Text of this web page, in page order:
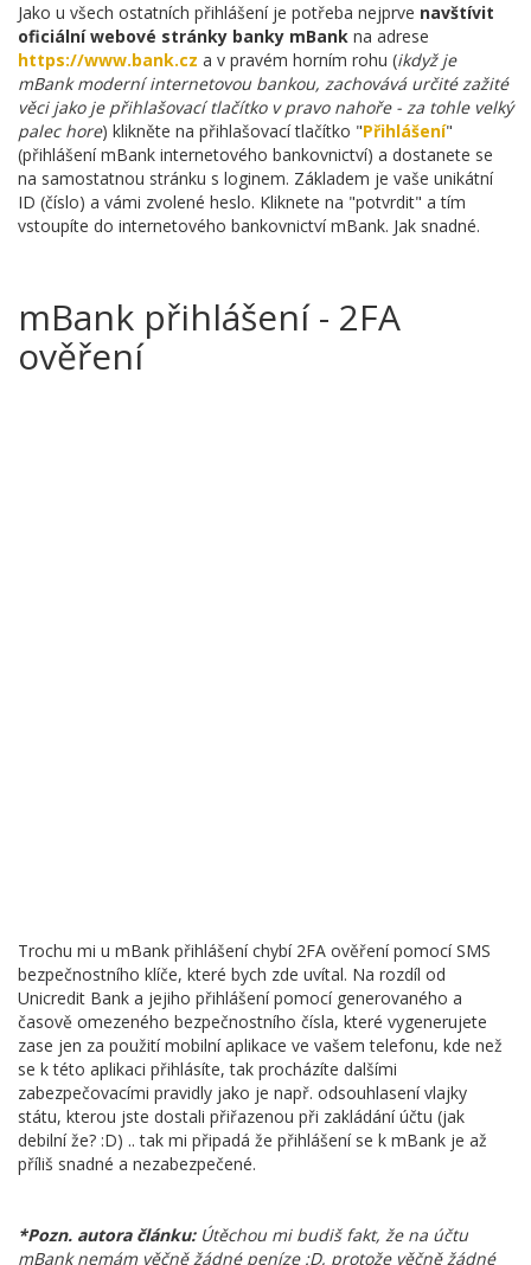
Jako u všech ostatních přihlášení je potřeba nejprve navštívit
oficiální webové stránky banky mBank na adrese
https://www.bank.cz a v pravém horním rohu (ikdyž je
mBank moderní internetovou bankou, zachovává určité zažité
věci jako je přihlašovací tlačítko v pravo nahoře - za tohle velký
palec hore) klikněte na přihlašovací tlačítko "Přihlášení"
(přihlášení mBank internetového bankovnictví) a dostanete se
na samostatnou stránku s loginem. Základem je vaše unikátní
ID (číslo) a vámi zvolené heslo. Kliknete na "potvrdit" a tím
vstoupíte do internetového bankovnictví mBank. Jak snadné.
mBank přihlášení - 2FA
ověření
Trochu mi u mBank přihlášení chybí 2FA ověření pomocí SMS
bezpečnostního klíče, které bych zde uvítal. Na rozdíl od
Unicredit Bank a jejiho přihlášení pomocí generovaného a
časově omezeného bezpečnostního čísla, které vygenerujete
zase jen za použití mobilní aplikace ve vašem telefonu, kde než
se k této aplikaci přihlásíte, tak procházíte dalšími
zabezpečovacími pravidly jako je např. odsouhlasení vlajky
státu, kterou jste dostali přiřazenou při zakládání účtu (jak
debilní že? :D) .. tak mi připadá že přihlášení se k mBank je až
příliš snadné a nezabezpečené.
*Pozn. autora článku:Útěchou mi budiš fakt, že na účtu
mBank nemám věčně žádné peníze :D, protože věčně žádné